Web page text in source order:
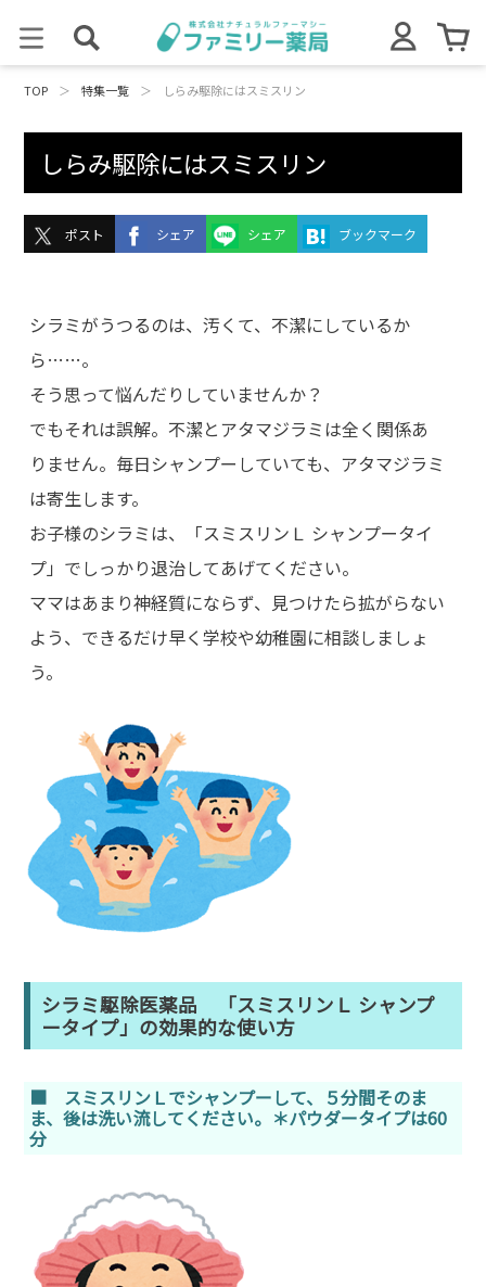
TOP ＞ 特集一覧 ＞ しらみ駆除にはスミスリン
しらみ駆除にはスミスリン
ポスト シェア シェア ブックマーク
シラミがうつるのは、汚くて、不潔にしているか
ら……。
そう思って悩んだりしていませんか？
でもそれは誤解。不潔とアタマジラミは全く関係あ
りません。毎日シャンプーしていても、アタマジラミ
は寄生します。
お子様のシラミは、「スミスリンＬ シャンプータイ
プ」でしっかり退治してあげてください。
ママはあまり神経質にならず、見つけたら拡がらない
よう、できるだけ早く学校や幼稚園に相談しましょ
う。
シラミ駆除医薬品 「スミスリンＬ シャンプ
ータイプ」の効果的な使い方
■ スミスリンＬでシャンプーして、５分間そのま
ま、後は洗い流してください。＊パウダータイプは60
分